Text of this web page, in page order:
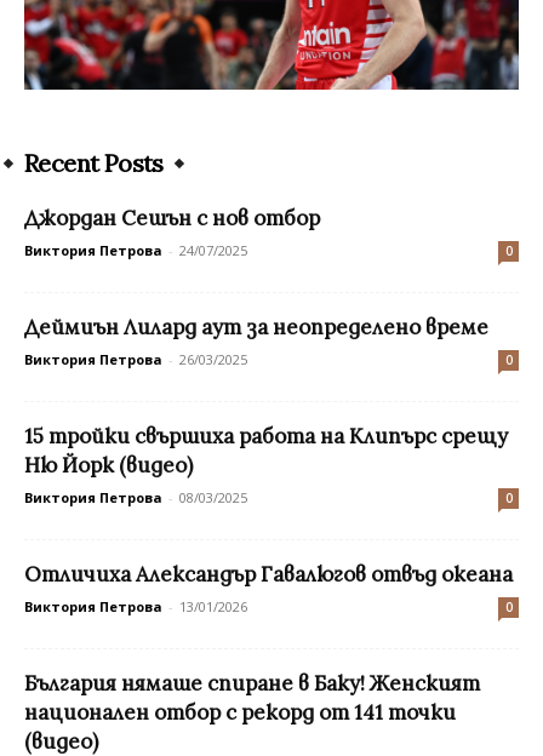
Recent Posts
Джордан Сешън с нов отбор
Виктория Петрова - 24/07/2025 0
Деймиън Лилард аут за неопределено време
Виктория Петрова - 26/03/2025 0
15 тройки свършиха работа на Клипърс срещу
Ню Йорк (видео)
Виктория Петрова - 08/03/2025 0
Отличиха Александър Гавалюгов отвъд океана
Виктория Петрова - 13/01/2026 0
България нямаше спиране в Баку! Женският
национален отбор с рекорд от 141 точки
(видео)